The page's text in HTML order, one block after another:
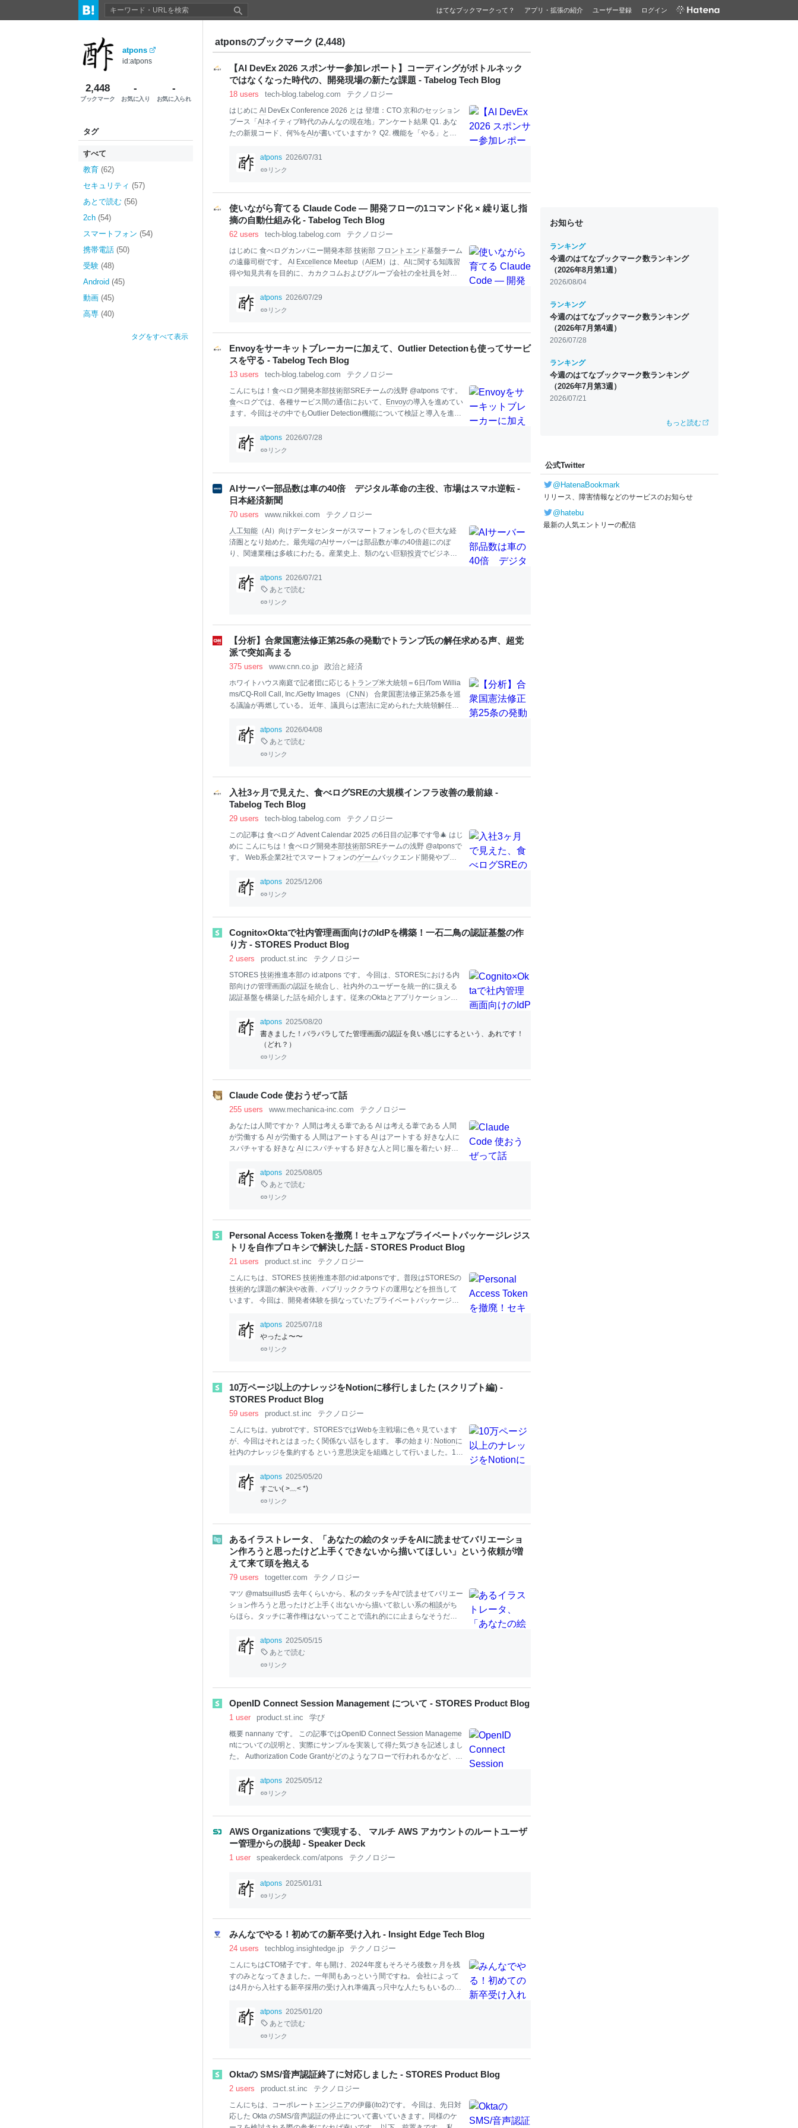
はてなブックマークって？ アプリ・拡張の紹介 ユーザー登録 ログイン
atpons
id:atpons
2,448
ブックマーク
-
お気に入り
-
お気に入られ
タグ
すべて
教育 (62)
セキュリティ (57)
あとで読む (56)
2ch (54)
スマートフォン (54)
携帯電話 (50)
受験 (48)
Android (45)
動画 (45)
高専 (40)
タグをすべて表示
atponsのブックマーク (2,448)
【AI DevEx 2026 スポンサー参加レポート】コーディングがボトルネック
ではなくなった時代の、開発現場の新たな課題 - Tabelog Tech Blog
18 users tech-blog.tabelog.com テクノロジー
はじめに AI DevEx Conference 2026 とは 登壇：CTO 京和のセッション
ブース「 AI ネイティブ時代のみんなの現在地」アンケート結果 Q1. あな
たの新規コード、何%をAI が書いていますか？ Q2. 機能を「やる」と決
たか？ Q3.AIが入っても、まだ一番時間がかかっている工程はどこです
か？ Q4. その工程に
カクコム技術 広報の辻です。 2026年7月22日・23日に開催された AIDe
vEx Conference 2026 に、カカ
atpons 2026/07/31
リンク
使いながら育てる Claude Code ― 開発フローの1コマンド化 × 繰り返し指
摘の自動仕組み化 - Tabelog Tech Blog
62 users tech-blog.tabelog.com テクノロジー
はじめに 食べログカンパニー開発本部 技術部 フロントエンド基盤チーム
の遠藤司樹です。 AI Excel lence Meetup（AI EM ）は、 AI に関する知識習
得や知見共有を目的に、カカクコムおよびグループ会社の全社員を対象
されたAI EMで発表した「使いながら育てる Claude Code」の内容を、当
日のスライドに沿ってご紹介するものです。 カカクコムでは全社的にCla
ーと修正にかなり時間がかかっていました。 この課題を解決するため、
独自のSkillを設計することにしました。具体的には、2つ
atpons 2026/07/29
リンク
Envoyをサーキットブレーカーに加えて、Outlier Detectionも使ってサービ
スを守る - Tabelog Tech Blog
13 users tech-blog.tabelog.com テクノロジー
こんにちは！ 食べログ開発本部技術部SREチームの浅野 @atpons です。
食べログでは、各種サービス間の通信において、 Envoyの導入を進めてい
ます。今回はその中でもOutlier Detection機能について検証と導入を進め
定性を高めるためにサービス間のトラフィックの制御を行おうと考え、
いくつかの手法・プロダクトから選定しました。選定の結果、
るオープンソースのプロキシサーバーです。サービス間通信の制御を目
的に導入されることも多く、その中でもサーキットブレーカーがよく知
られていますが、Outlier Det
atpons 2026/07/28
リンク
AIサーバー部品数は車の40倍 デジタル革命の主役、市場はスマホ逆転 -
日本経済新聞
70 users www.nikkei.com テクノロジー
人工知能 （AI ）向けデータセンターがスマートフォンをしのぐ巨大な経
済圏となり始めた。最先端のAI サーバーは部品数が車の40倍超にのぼ
り、関連業種は多岐にわたる。産業史上、類のない巨額投資でビジネス
た。7月上旬、川崎市にあるオフィスビルの会議室。東芝デバイス&スト
レージでハードディスクドライブ（HDD）事業を担当する山
atpons 2026/07/21
あとで読む
リンク
【分析】合衆国憲法修正第25条の発動でトランプ氏の解任求める声、超党
派で突如高まる
375 users www.cnn.co.jp 政治と経済
ホワイトハウス南庭で記者団に応じる トランプ米大統領＝6日/Tom Willia
ms/CQ-Roll Call, Inc./Getty Images （CNN ） 合衆国憲法修正第25条を巡
る議論が再燃している。 近年、議員らは憲法に定められた大統領解任の
事件が起きた後、トランプ
いたよりも真剣にこの選択肢を検討していたようだ。
に解任するには、各省長官の過半数と副大統領の支持が必要になる。だ
な顔ぶれから、同条項の発動を求める声が高まった。トランプ 氏はイラ
ンに突きつけた午後8時の
atpons 2026/04/08
あとで読む
リンク
入社3ヶ月で見えた、食べログSREの大規模インフラ改善の最前線 -
Tabelog Tech Blog
29 users tech-blog.tabelog.com テクノロジー
この記事は 食べログ Advent Calendar 2025 の6日目の記事です🎅🎄 はじ
めに こんにちは！ 食べログ開発本部技術部SREチームの浅野 @atponsで
す。 Web系企業2社でスマートフォンのゲームバックエンド開発やプラ
べログにSREとして入社しました。 入社してから3ヶ月が経ったの
で、食べログのSREとして実際に働いてみて感じたことを記事にしよう
て理解があり積極的に取り組んでいること 入社してみて感じたこと 他部
署との協業が多い環境 コミュニケーションの機会が多い 現時点における
自分の取り組み 現
atpons 2025/12/06
リンク
Cognito×Oktaで社内管理画面向けのIdPを構築！一石二鳥の認証基盤の作
り方 - STORES Product Blog
2 users product.st.inc テクノロジー
STORES 技術推進本部の id:atpons です。 今回は、STORESにおける内
部向けの管理画面の認証を統合し、社内外のユーザーを統一的に扱える
認証基盤を構築した話を紹介します。従来のOktaとアプリケーションの
ドな認証システムへと移行し、開発者体験と
させました。 これまでの課題 STORESでは、複数のプロダクトをつなぐ
統合画面を開発しており、その中に管理画面が存在します。これまでも
複数のプロダクトごとに管理画面を運用しており、それぞれでOktaアプ
を持ちたい時、ST
atpons 2025/08/20
書きました！バラバラしてた管理画面の認証を良い感じにするという、あれです！
（どれ？）
リンク
Claude Code 使おうぜって話
255 users www.mechanica-inc.com テクノロジー
あなたは人間ですか？ 人間は考える葦である AI は考える葦である 人間
が労働する AI が労働する 人間はアートする AI はアートする 好きな人に
スパチャする 好きな AI にスパチャする 好きな人と同じ服を着たい 好き
バグがある 御社は時代を捉えている だから
い！ 今日の主題 AIを使って ソフトウェア
たく言うと Claude Code (
atpons 2025/08/05
あとで読む
リンク
Personal Access Tokenを撤廃！セキュアなプライベートパッケージレジス
トリを自作プロキシで解決した話 - STORES Product Blog
21 users product.st.inc テクノロジー
こんにちは、STORES 技術推進本部のid:atponsです。普段はSTORESの
技術的な課題の解決や改善、パブリッククラウドの運用などを担当して
います。 今回は、開発者体験を損なっていたプライベートパッケージレ
リバースプロキシの自作で実現した話を紹介します。 STORESの開発と
パッケージ管理の背景 STORESでは、複数のプロダクトを開発・提供し
ています。多くのプロダクトで共通して利用したいコードは、再利用可
り、STORESでは当初GitHubPackagesを利用していました。 これまで
のトークンの取扱いの課題GitHub
atpons 2025/07/18
やったよ〜〜
リンク
10万ページ以上のナレッジをNotionに移行しました (スクリプト編) -
STORES Product Blog
59 users product.st.inc テクノロジー
こんにちは。yubrotです。STORESではWebを主戦場に色々見ています
が、今回はそれとはまったく関係ない話をします。 事の始まり: Notionに
社内のナレッジを集約する という意思決定を組織として行いました。1 S
がたくさん蓄積されていましたので、それを
必要があります。また、ナレッジの集約を目的としているため、元のナ
レッジデータベースは移行後に閉じる想定をします。そのため、 すべて
フル活用することにしました。Notionの WebUIではドキュメントのイ
atpons 2025/05/20
すごい( >﹏< *)
リンク
あるイラストレータ、「あなたの絵のタッチをAIに読ませてバリエーショ
ン作ろうと思ったけど上手くできないから描いてほしい」という依頼が増
えて来て頭を抱える
79 users togetter.com テクノロジー
マツ @matsui llust5 去年くらいから、私のタッチをAI で読ませてバリエー
ション作ろうと思ったけど上手く出ないから描いて欲しい系の相談がち
らほら。タッチに著作権はないってことで流れ的にに止まらなそうだけ
atpons 2025/05/15
あとで読む
リンク
OpenID Connect Session Management について - STORES Product Blog
1 user product.st.inc 学び
概要 nannany です。 この記事ではOpenID ConnectSession Manageme
ntについての説明と、実際にサンプルを実装して得た気づきを記述しまし
た。 Authorization Code Grantがどのようなフローで行われるかなど、OI
anag em ent とは？ OpenID Con
undation が定めた仕様の1つです。 openid.
atpons 2025/05/12
リンク
AWS Organizations で実現する、 マルチ AWS アカウントのルートユーザ
ー管理からの脱却 - Speaker Deck
1 user speakerdeck.com/atpons テクノロジー
atpons 2025/01/31
リンク
みんなでやる！初めての新卒受け入れ - Insight Edge Tech Blog
24 users techblog.insightedge.jp テクノロジー
こんにちはCTO猪子です。年も開け、2024年度もそろそろ後数ヶ月を残
すのみとなってきました。一年間もあっという間ですね。 会社によって
は4月から入社する新卒採用の受け入れ準備真っ只中な人たちもいるので
を進めています。本記事ではなぜ新卒採用を始めたか？そして、新卒の
受け入れに向けてどの様な準備を進めているかの概要をご紹介します。
他の企業で今後新卒採用を始めようとしている方の参考になれば幸いで
在、弊社は設立から5年経過しており、過去新卒採用を検討した時期もあ
ったのですが、検討の結果取りやめています。理由は「採用、育成コス
ト」です
atpons 2025/01/20
あとで読む
リンク
Oktaの SMS/音声認証終了に対応しました - STORES Product Blog
2 users product.st.inc テクノロジー
こんにちは、コーポレート エンジニアの伊藤(ito2)です。 今回は、先日対
応した Okta のSMS/音声認証の停止について書いていきます。同様のケ
お知らせ
ランキング
今週のはてなブックマーク数ランキング
（2026年8月第1週）
2026/08/04
ランキング
今週のはてなブックマーク数ランキング
（2026年7月第4週）
2026/07/28
ランキング
今週のはてなブックマーク数ランキング
（2026年7月第3週）
2026/07/21
もっと読む
公式Twitter
@HatenaBookmark
リリース、障害情報などのサービスのお知らせ
@hatebu
最新の人気エントリーの配信